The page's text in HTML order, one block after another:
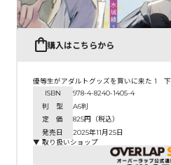
購入はこちらから
優等生がアダルトグッズを買いに来た 1 下
ISBN
978-4-8240-1405-4
判 型
A6判
定 価
825円（税込）
発売日
2025年11月25日
▼ 取り扱いショップ